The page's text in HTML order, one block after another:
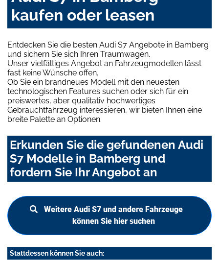
kaufen oder leasen
Entdecken Sie die besten Audi S7 Angebote in Bamberg
und sichern Sie sich Ihren Traumwagen.
Unser vielfältiges Angebot an Fahrzeugmodellen lässt
fast keine Wünsche offen.
Ob Sie ein brandneues Modell mit den neuesten
technologischen Features suchen oder sich für ein
preiswertes, aber qualitativ hochwertiges
Gebrauchtfahrzeug interessieren, wir bieten Ihnen eine
breite Palette an Optionen.
Erkunden Sie die gefundenen Audi
S7 Modelle in Bamberg und
fordern Sie Ihr Angebot an
Weitere Audi S7 und andere Fahrzeuge
können Sie hier suchen
Stattdessen können Sie auch: